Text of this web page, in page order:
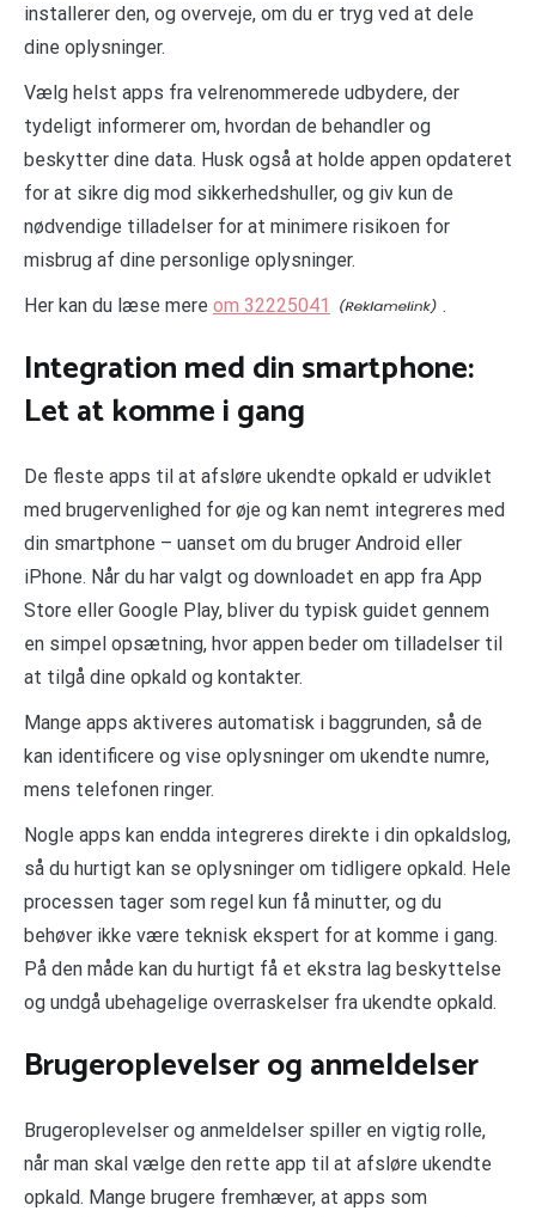
installerer den, og overveje, om du er tryg ved at dele
dine oplysninger.
Vælg helst apps fra velrenommerede udbydere, der
tydeligt informerer om, hvordan de behandler og
beskytter dine data. Husk også at holde appen opdateret
for at sikre dig mod sikkerhedshuller, og giv kun de
nødvendige tilladelser for at minimere risikoen for
misbrug af dine personlige oplysninger.
Her kan du læse mere om 32225041 .
Integration med din smartphone:
Let at komme i gang
De fleste apps til at afsløre ukendte opkald er udviklet
med brugervenlighed for øje og kan nemt integreres med
din smartphone – uanset om du bruger Android eller
iPhone. Når du har valgt og downloadet en app fra App
Store eller Google Play, bliver du typisk guidet gennem
en simpel opsætning, hvor appen beder om tilladelser til
at tilgå dine opkald og kontakter.
Mange apps aktiveres automatisk i baggrunden, så de
kan identificere og vise oplysninger om ukendte numre,
mens telefonen ringer.
Nogle apps kan endda integreres direkte i din opkaldslog,
så du hurtigt kan se oplysninger om tidligere opkald. Hele
processen tager som regel kun få minutter, og du
behøver ikke være teknisk ekspert for at komme i gang.
På den måde kan du hurtigt få et ekstra lag beskyttelse
og undgå ubehagelige overraskelser fra ukendte opkald.
Brugeroplevelser og anmeldelser
Brugeroplevelser og anmeldelser spiller en vigtig rolle,
når man skal vælge den rette app til at afsløre ukendte
opkald. Mange brugere fremhæver, at apps som